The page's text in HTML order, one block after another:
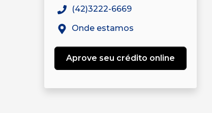
(42)3222-6669
Onde estamos
Aprove seu crédito online